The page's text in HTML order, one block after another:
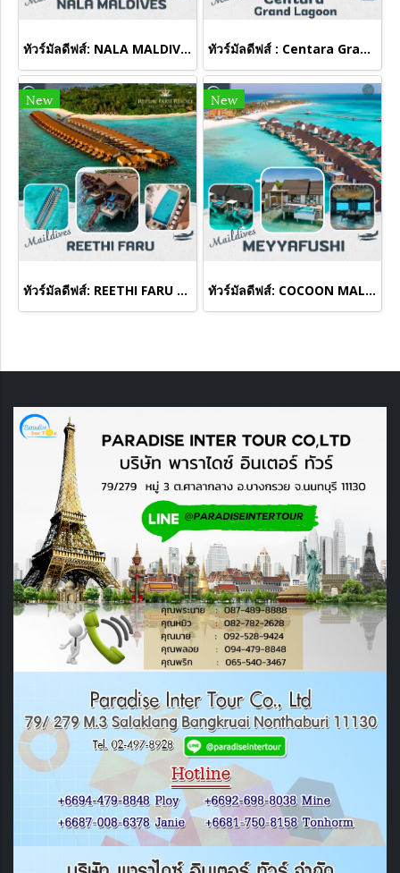
ทัวร์มัลดีฟส์: NALA MALDIVES BY JAWAKARA ทัวร์มัลดีฟส์ : Centara Grand Lagoon
New
ทัวร์มัลดีฟส์: REETHI FARU MALDIVES
New
ทัวร์มัลดีฟส์: COCOON MALDIVES(copy)